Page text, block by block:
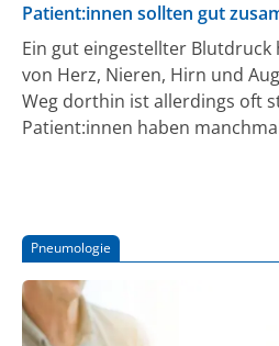
Patient:innen sollten gut
Ein gut eingestellter
von Herz, Nieren, Hirn und
Weg dorthin ist allerdings oft
Patient:innen haben
werden kann. Bei den häufig
Neue Therapiemodalitäten
Pneumologie